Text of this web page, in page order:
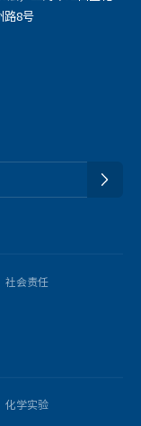
路8号
社会责任
化学实验